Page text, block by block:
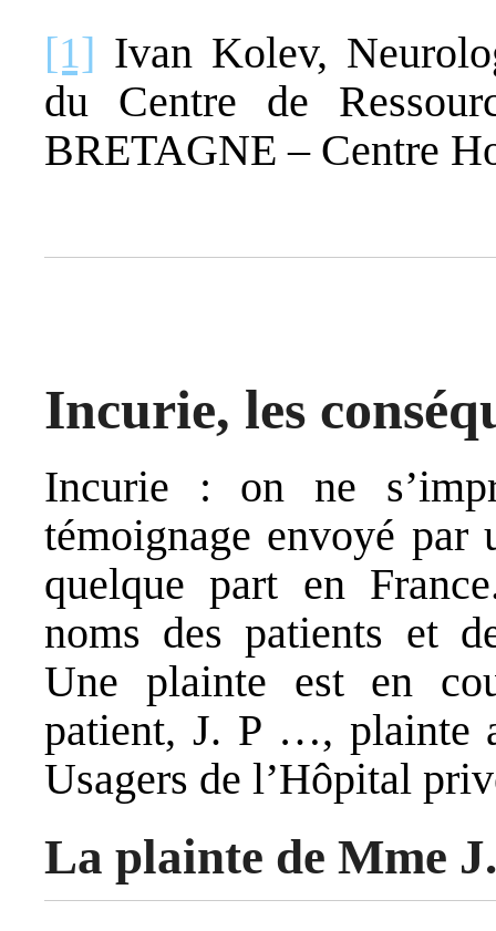
[1] Ivan Kolev,
du Centre de
BRETAGNE – Centre
Incurie, les
Incurie : on ne
témoignage envoyé
quelque part en
noms des patients et
Une plainte est en
patient, J. P …, plainte
Usagers de l’Hôpital
La plainte de Mme